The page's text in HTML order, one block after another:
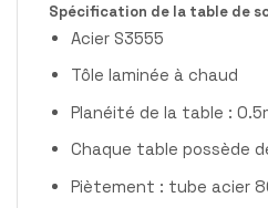
Spécification de la table de
Acier S3555
Tôle laminée à chaud
Planéité de la table :
Chaque table possède
Piètement : tube acier